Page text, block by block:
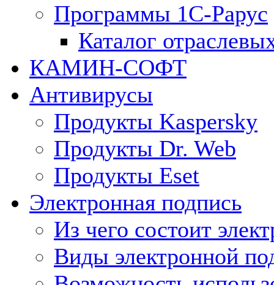
Программы 1С-Рарус
Каталог
КАМИН-СОФТ
Антивирусы
Продукты Kaspersky
Продукты Dr. Web
Продукты Eset
Электронная подпись
Из чего состоит
Виды электронной